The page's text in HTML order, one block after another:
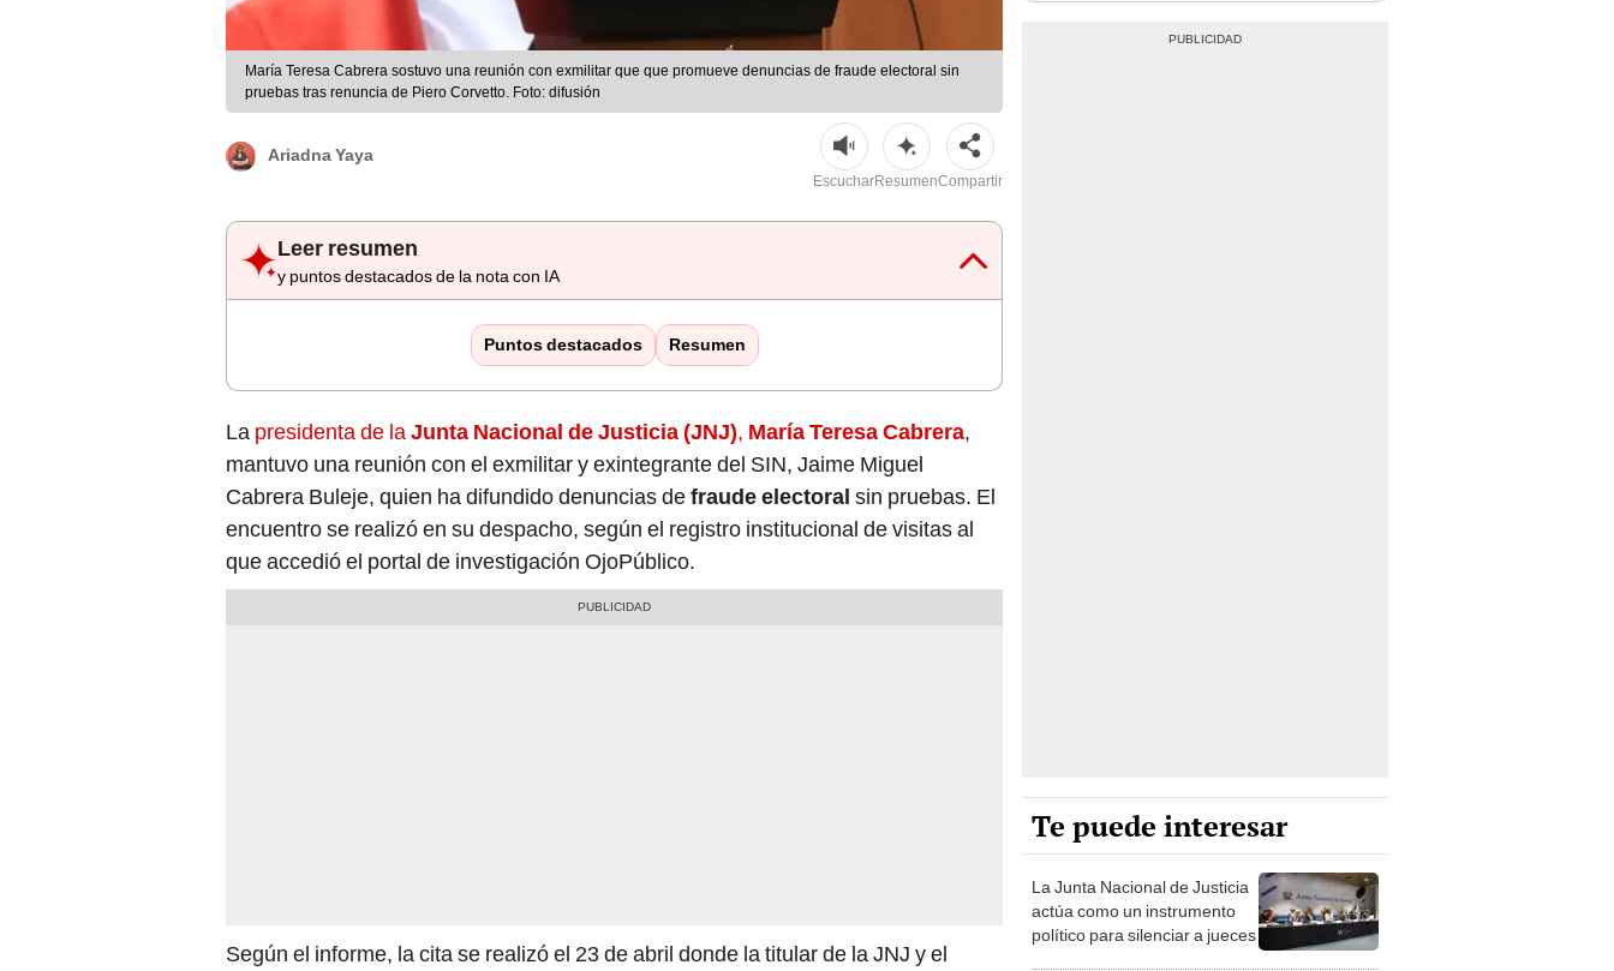
María Teresa Cabrera sostuvo una reunión con exmilitar que que promueve denuncias de fraude electoral sin
pruebas tras renuncia de Piero Corvetto. Foto: difusión
Ariadna Yaya
EscucharResumenCompartir
Leer resumen
y puntos destacados de la nota con IA
Puntos destacados Resumen
La presidenta de laJunta Nacional de Justicia (JNJ), María Teresa Cabrera,
mantuvo una reunión con el exmilitar y exintegrante del SIN, Jaime Miguel
Cabrera Buleje, quien ha difundido denuncias defraude electoral sin pruebas. El
encuentro se realizó en su despacho, según el registro institucional de visitas al
que accedió el portal de investigación OjoPúblico.
Según el informe, la cita se realizó el 23 de abril donde la titular de la JNJ y el
Te puede interesar
La Junta Nacional de Justicia
actúa como un instrumento
político para silenciar a jueces